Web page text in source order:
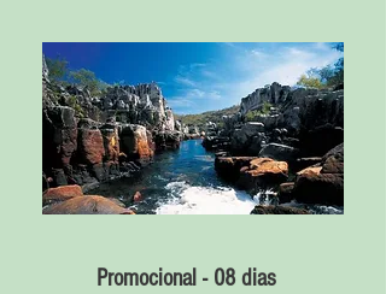
Promocional - 08 dias